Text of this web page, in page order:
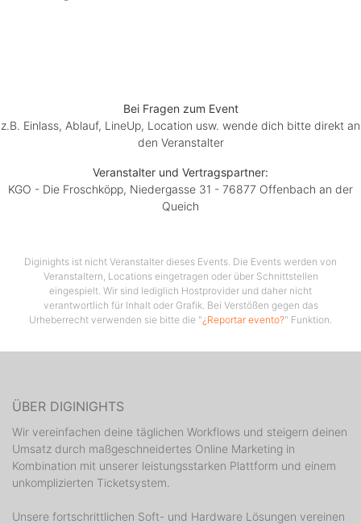
Beginn ca. 20:30
Vorverkauf 10,00 Euro
Abendkasse 12,00 Euro
Veranstaltungs Hütte
Festhalle Offenbach
76877 Offenbach an der Queich
Essingerstraße 90
Bei Fragen zum Event
z.B. Einlass, Ablauf, LineUp, Location usw. wende dich bitte direkt an
den Veranstalter
Veranstalter und Vertragspartner:
KGO - Die Froschköpp, Niedergasse 31 - 76877 Offenbach an der
Queich
Diginights ist nicht Veranstalter dieses Events. Die Events werden von
Veranstaltern, Locations eingetragen oder über Schnittstellen
eingespielt. Wir sind lediglich Hostprovider und daher nicht
verantwortlich für Inhalt oder Grafik. Bei Verstößen gegen das
Urheberrecht verwenden sie bitte die "¿Reportar evento?" Funktion.
ÜBER DIGINIGHTS
Wir vereinfachen deine täglichen Workflows und steigern deinen
Umsatz durch maßgeschneidertes Online Marketing in
Kombination mit unserer leistungsstarken Plattform und einem
unkomplizierten Ticketsystem.
Unsere fortschrittlichen Soft- und Hardware Lösungen vereinen